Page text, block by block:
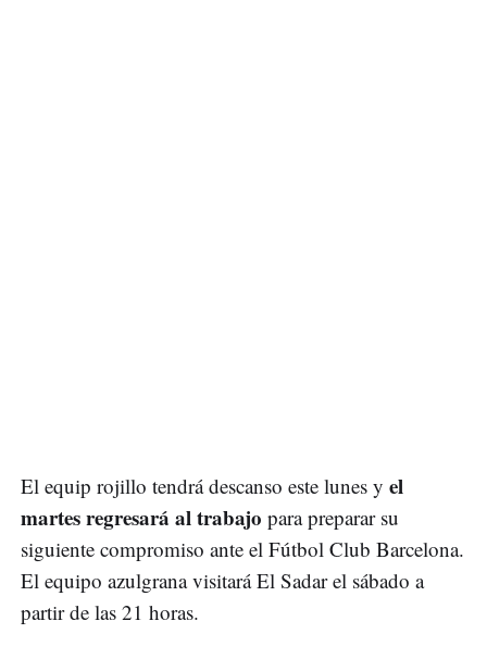
El equip rojillo tendrá descanso este lunes y el
martes regresará al trabajo para preparar su
siguiente compromiso ante el Fútbol Club Barcelona.
El equipo azulgrana visitará El Sadar el sábado a
partir de las 21 horas.